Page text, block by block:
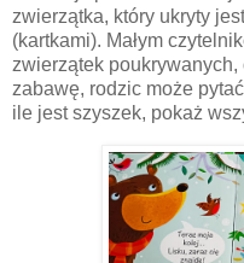
zwierzątka, który ukryty
(kartkami). Małym
zwierzątek
zabawę, rodzic może
ile jest szyszek, pokaż